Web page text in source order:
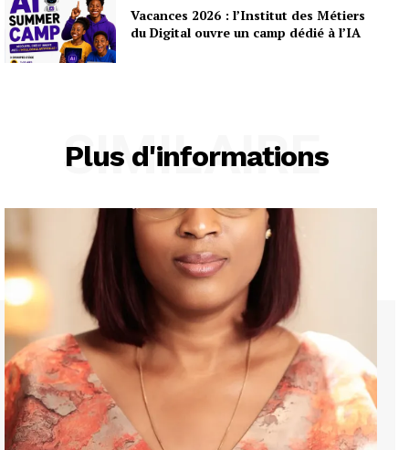
Vacances 2026 : l’Institut des Métiers
du Digital ouvre un camp dédié à l’IA
Plus d'informations
SIMILAIRE